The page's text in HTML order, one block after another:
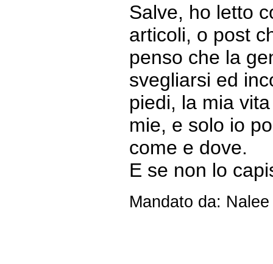
Salve, ho letto
articoli, o post
penso che la
svegliarsi ed
piedi, la mia
mie, e solo io
come e dove.
E se non lo
Mandato da: